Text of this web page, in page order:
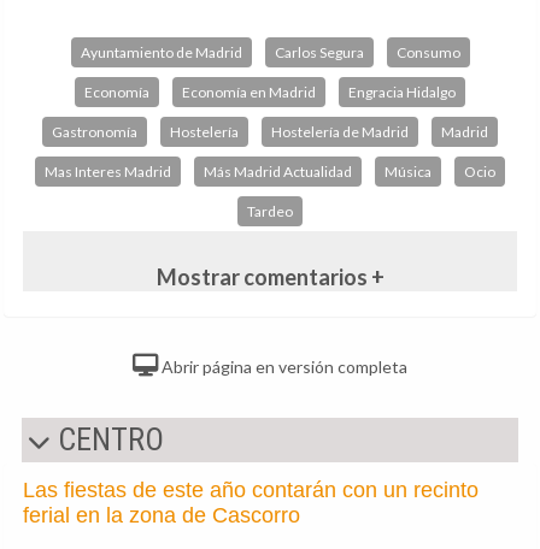
Ayuntamiento de Madrid Carlos Segura Consumo
Economía Economía en Madrid Engracia Hidalgo
Gastronomía Hostelería Hostelería de Madrid Madrid
Mas Interes Madrid Más Madrid Actualidad Música Ocio
Tardeo
Mostrar comentarios +
Abrir página en versión completa
CENTRO
Las fiestas de este año contarán con un recinto
ferial en la zona de Cascorro